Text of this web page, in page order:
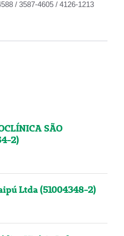
/ 3587-4605 / 4126-1213
SÃO
2)
Ltda (51004348-2)